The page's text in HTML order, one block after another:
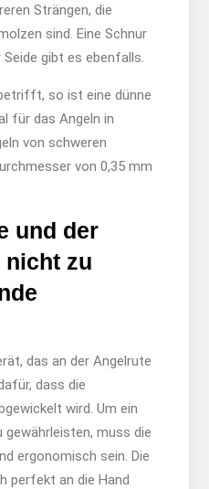
Strängen, die
sind. Eine Schnur
gibt es ebenfalls.
so ist eine dünne
für das Angeln in
von schweren
von 0,35 mm
und der
nicht zu
das an der Angelrute
dass die
wird. Um ein
muss die
ergonomisch sein. Die
perfekt an die Hand